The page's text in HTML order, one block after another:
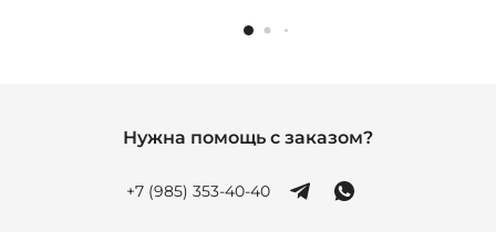
Нужна помощь с заказом?
+7 (985) 353-40-40